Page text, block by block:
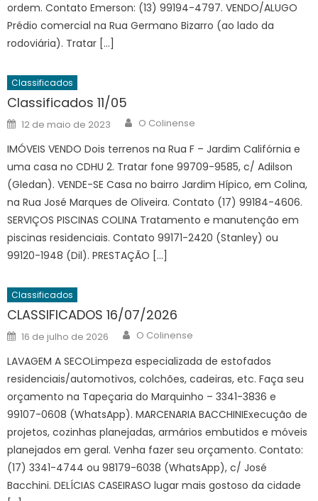
ordem. Contato Emerson: (13) 99194-4797. VENDO/ALUGO
Prédio comercial na Rua Germano Bizarro (ao lado da
rodoviária). Tratar […]
Classificados
Classificados 11/05
Posted
on
12 de maio de 2023 Author
O Colinense
IMÓVEIS VENDO Dois terrenos na Rua F – Jardim Califórnia e
uma casa no CDHU 2. Tratar fone 99709-9585, c/ Adilson
(Gledan). VENDE-SE Casa no bairro Jardim Hípico, em Colina,
na Rua José Marques de Oliveira. Contato (17) 99184-4606.
SERVIÇOS PISCINAS COLINA Tratamento e manutenção em
piscinas residenciais. Contato 99171-2420 (Stanley) ou
99120-1948 (Dil). PRESTAÇÃO […]
Classificados
CLASSIFICADOS 16/07/2026
Posted
on
16 de julho de 2026 Author
O Colinense
LAVAGEM A SECOLimpeza especializada de estofados
residenciais/automotivos, colchões, cadeiras, etc. Faça seu
orçamento na Tapeçaria do Marquinho – 3341-3836 e
99107-0608 (WhatsApp). MARCENARIA BACCHINIExecução de
projetos, cozinhas planejadas, armários embutidos e móveis
planejados em geral. Venha fazer seu orçamento. Contato:
(17) 3341-4744 ou 98179-6038 (WhatsApp), c/ José
Bacchini. DELÍCIAS CASEIRASO lugar mais gostoso da cidade